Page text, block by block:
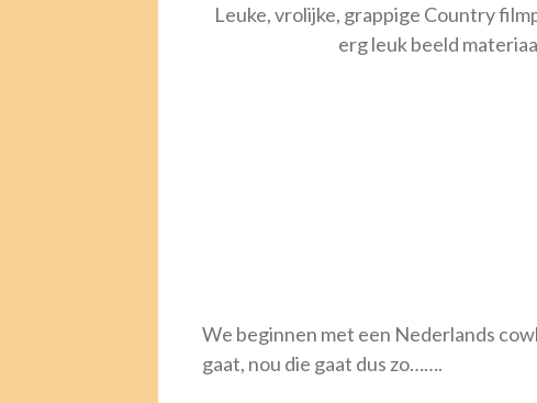
Leuke, vrolijke, grappige Country
erg leuk beeld
We beginnen met een Nederlands
gaat, nou die gaat dus zo…….